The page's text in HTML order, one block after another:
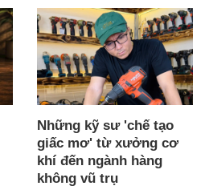
Những kỹ sư 'chế tạo
giấc mơ' từ xưởng cơ
khí đến ngành hàng
không vũ trụ